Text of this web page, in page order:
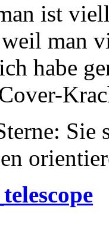
ist
man
habe
Sie